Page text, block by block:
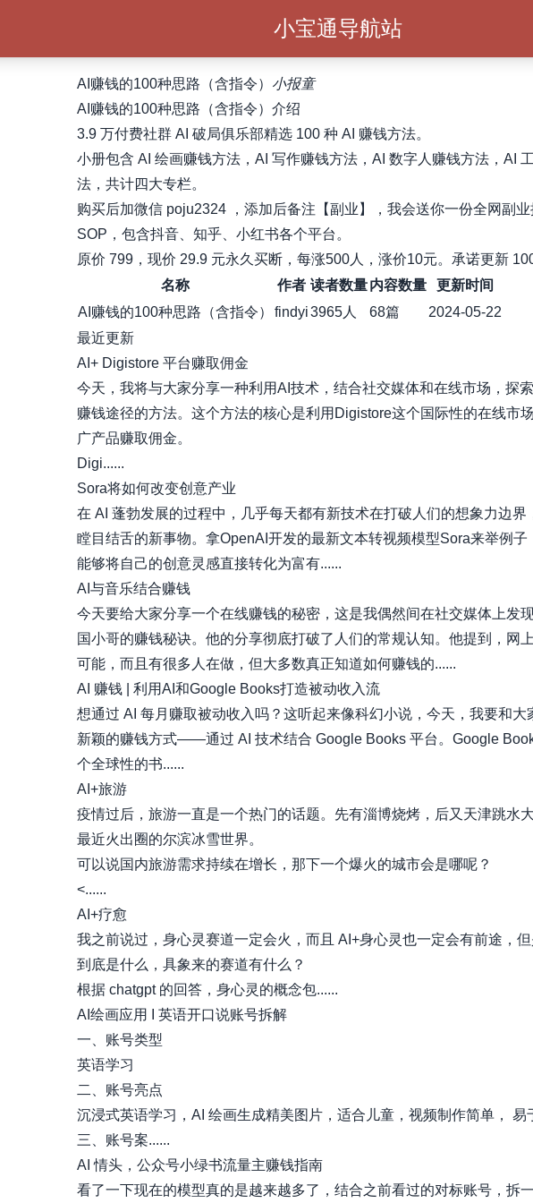
小宝通导航站
AI赚钱的100种思路（含指令） 小报童
AI赚钱的100种思路（含指令）介绍
3.9 万付费社群 AI 破局俱乐部精选 100 种 AI 赚钱方法。
小册包含 AI 绘画赚钱方法，AI 写作赚钱方法，AI 数字人赚钱方法，AI
法，共计四大专栏。
购买后加微信 poju2324 ，添加后备注【副业】，我会送你一份全网副业
SOP，包含抖音、知乎、小红书各个平台。
原价 799，现价 29.9 元永久买断，每涨500人，涨价10元。承诺更新
名称
作者 读者数量 内容数量
更新时间
AI赚钱的100种思路（含指令）
findyi3965人 68篇
2024-05-22
最近更新
AI+ Digistore 平台赚取佣金
今天，我将与大家分享一种利用AI技术，结合社交媒体和在线市场，探
赚钱途径的方法。这个方法的核心是利用Digistore这个国际性的在线市
广产品赚取佣金。
Digi......
Sora将如何改变创意产业
在 AI 蓬勃发展的过程中，几乎每天都有新技术在打破人们的想象力边界
瞠目结舌的新事物。拿OpenAI开发的最新文本转视频模型Sora来举例子
能够将自己的创意灵感直接转化为富有......
AI与音乐结合赚钱
今天要给大家分享一个在线赚钱的秘密，这是我偶然间在社交媒体上发
国小哥的赚钱秘诀。他的分享彻底打破了人们的常规认知。他提到，网
可能，而且有很多人在做，但大多数真正知道如何赚钱的......
AI 赚钱 | 利用AI和Google Books打造被动收入流
想通过 AI 每月赚取被动收入吗？这听起来像科幻小说，今天，我要和大
新颖的赚钱方式——通过 AI 技术结合 Google Books 平台。Google
个全球性的书......
AI+旅游
疫情过后，旅游一直是一个热门的话题。先有淄博烧烤，后又天津跳水
最近火出圈的尔滨冰雪世界。
可以说国内旅游需求持续在增长，那下一个爆火的城市会是哪呢？
<......
AI+疗愈
我之前说过，身心灵赛道一定会火，而且 AI+身心灵也一定会有前途，但
到底是什么，具象来的赛道有什么？
根据 chatgpt 的回答，身心灵的概念包......
AI绘画应用 I 英语开口说账号拆解
一、账号类型
英语学习
二、账号亮点
沉浸式英语学习，AI 绘画生成精美图片，适合儿童，视频制作简单， 易
三、账号案......
AI 情头，公众号小绿书流量主赚钱指南
看了一下现在的模型真的是越来越多了，结合之前看过的对标账号，拆一